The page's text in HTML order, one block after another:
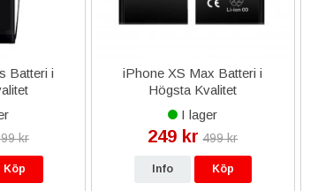
Batteri i
kr
Köp
iPhone XS Max Batteri i
Högsta Kvalitet
I lager
249 kr 499 kr
Info Köp